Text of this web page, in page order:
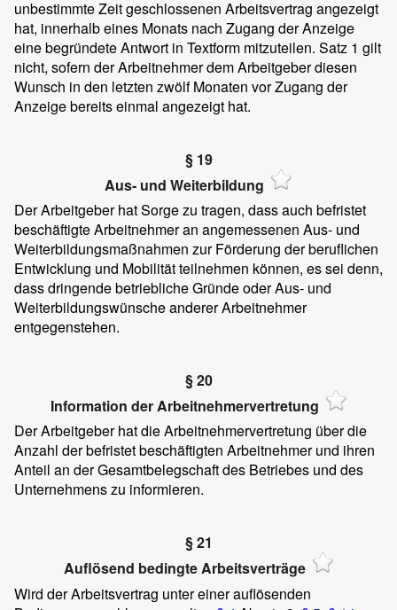
unbestimmte Zeit geschlossenen Arbeitsvertrag angezeigt
hat, innerhalb eines Monats nach Zugang der Anzeige
eine begründete Antwort in Textform mitzuteilen. Satz 1 gilt
nicht, sofern der Arbeitnehmer dem Arbeitgeber diesen
Wunsch in den letzten zwölf Monaten vor Zugang der
Anzeige bereits einmal angezeigt hat.
§ 19
Aus- und Weiterbildung
Der Arbeitgeber hat Sorge zu tragen, dass auch befristet
beschäftigte Arbeitnehmer an angemessenen Aus- und
Weiterbildungsmaßnahmen zur Förderung der beruflichen
Entwicklung und Mobilität teilnehmen können, es sei denn,
dass dringende betriebliche Gründe oder Aus- und
Weiterbildungswünsche anderer Arbeitnehmer
entgegenstehen.
§ 20
Information der Arbeitnehmervertretung
Der Arbeitgeber hat die Arbeitnehmervertretung über die
Anzahl der befristet beschäftigten Arbeitnehmer und ihren
Anteil an der Gesamtbelegschaft des Betriebes und des
Unternehmens zu informieren.
§ 21
Auflösend bedingte Arbeitsverträge
Wird der Arbeitsvertrag unter einer auflösenden